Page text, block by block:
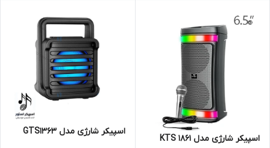
اسپیکر شارژی مدل KTS 1861
اسپیکر شارژی مدل GTS1363